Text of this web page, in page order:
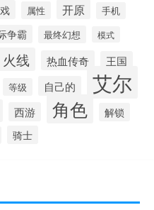
属性 开原 手机
争霸 最终幻想 模式
火线 热血传奇 王国
等级 自己的 艾尔
西游 角色 解锁
骑士